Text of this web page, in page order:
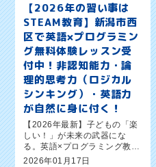
【2026年の習い事は
STEAM教育】新潟市西
区で英語×プログラミン
グ無料体験レッスン受
付中！非認知能力・論
理的思考力（ロジカル
シンキング）・英語力
が自然に身に付く！
【2026年最新】子どもの「楽
しい！」が未来の武器にな
る。英語×プログラミング教室
「ワンダーコード新潟新通
2026年01月17日